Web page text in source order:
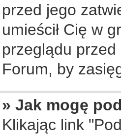
przed jego
umieścił Cię w
przeglądu
Forum, by
» Jak mogę
Klikając link